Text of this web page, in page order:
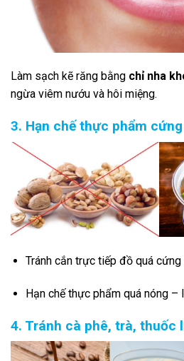
Làm sạch kẽ răng bằng chỉ nha
ngừa viêm nướu và hôi miệng.
3. Hạn chế thực phẩm
Tránh cắn trực tiếp đồ quá
Hạn chế thực phẩm quá nóng –
4. Tránh cà phê, trà, thuốc